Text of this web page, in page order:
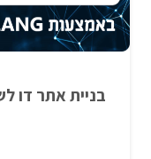
בניית אתר דו